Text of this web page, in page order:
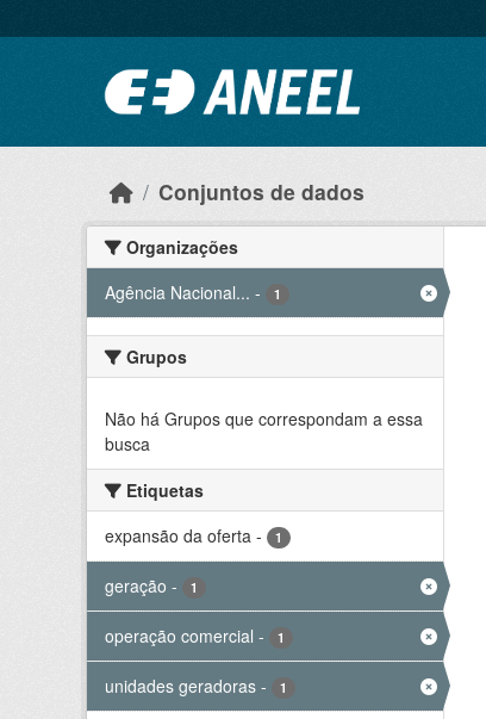
Conjuntos de dados
Organizações
Agência Nacional... - 1
Grupos
Não há Grupos que correspondam a essa
busca
Etiquetas
expansão da oferta - 1
geração - 1
operação comercial - 1
unidades geradoras - 1